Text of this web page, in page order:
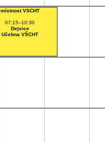
místnost VSCHT
07:15–10:30
Dejvice
Učebna VŠCHT